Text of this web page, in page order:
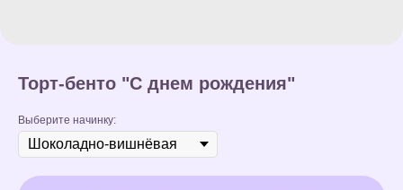
Торт-бенто "С днем рождения"
Выберите начинку: